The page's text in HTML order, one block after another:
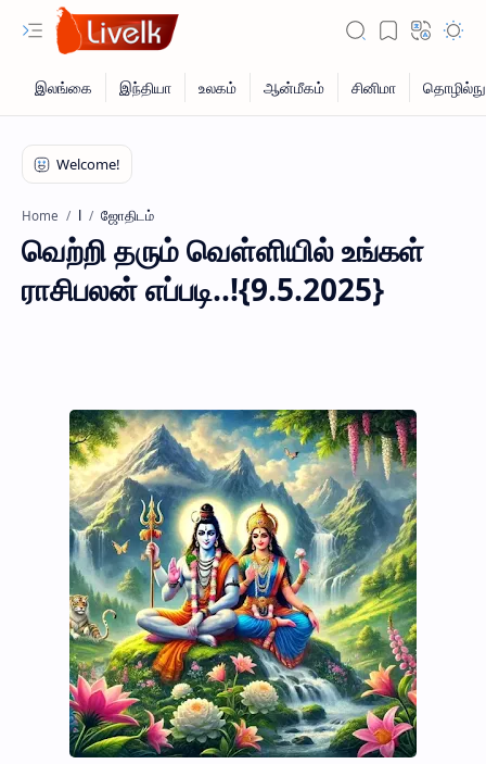
Home l ஜோதிடம்
வெற்றி தரும் வெள்ளியில் உங்கள்
ராசிபலன் எப்படி..!{9.5.2025}